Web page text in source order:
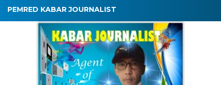
PEMRED KABAR JOURNALIST